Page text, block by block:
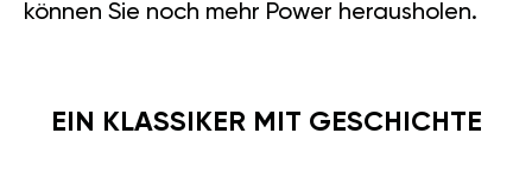
können Sie noch mehr Power herausholen.
EIN KLASSIKER MIT GESCHICHTE